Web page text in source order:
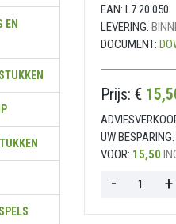
EN
EAN: L7.20.050
LEVERING:
DOCUMENT:
Prijs: €
UW BESPARING:
VOOR: 15,50